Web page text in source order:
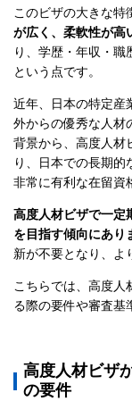
このビザの大きな特
が広く、柔軟性が高
り、学歴・年収・職
という点です。
近年、日本の特定産
外からの優秀な人材
背景から、高度人材
り、日本での長期
非常に有利な在留資
高度人材ビザで一定
を目指す傾向にあり
新が不要となり、よ
こちらでは、高度人
る際の要件や審査基
高度人材ビザ
の要件